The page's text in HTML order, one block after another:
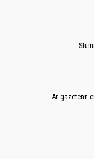
Ar gazetenn